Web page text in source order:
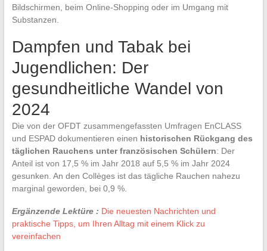
Bildschirmen, beim Online-Shopping oder im Umgang mit
Substanzen.
Dampfen und Tabak bei
Jugendlichen: Der
gesundheitliche Wandel von
2024
Die von der OFDT zusammengefassten Umfragen EnCLASS
und ESPAD dokumentieren einen historischen Rückgang des
täglichen Rauchens unter französischen Schülern: Der
Anteil ist von 17,5 % im Jahr 2018 auf 5,5 % im Jahr 2024
gesunken. An den Collèges ist das tägliche Rauchen nahezu
marginal geworden, bei 0,9 %.
Ergänzende Lektüre : Die neuesten Nachrichten und
praktische Tipps, um Ihren Alltag mit einem Klick zu
vereinfachen